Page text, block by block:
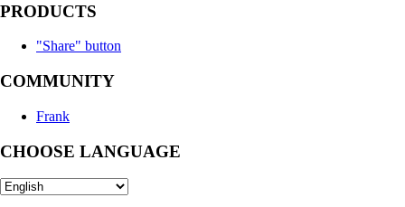
PRODUCTS
"Share" button
COMMUNITY
Frank
CHOOSE LANGUAGE